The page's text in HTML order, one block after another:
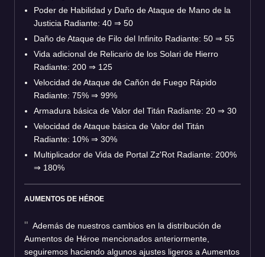
Poder de Habilidad y Daño de Ataque de Mano de la
Justicia Radiante: 40 ⇒ 50
Daño de Ataque de Filo del Infinito Radiante: 50 ⇒ 55
Vida adicional de Relicario de los Solari de Hierro
Radiante: 200 ⇒ 125
Velocidad de Ataque de Cañón de Fuego Rápido
Radiante: 75% ⇒ 99%
Armadura básica de Valor del Titán Radiante: 20 ⇒ 30
Velocidad de Ataque básica de Valor del Titán
Radiante: 10% ⇒ 30%
Multiplicador de Vida de Portal Zz'Rot Radiante: 200%
⇒ 180%
AUMENTOS DE HÉROE
Además de nuestros cambios en la distribución de
Aumentos de Héroe mencionados anteriormente,
seguiremos haciendo algunos ajustes ligeros a Aumentos